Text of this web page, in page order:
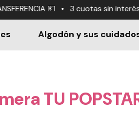
🧸 💳 • ¡Envío gratis en compras
Algodón y sus
TU